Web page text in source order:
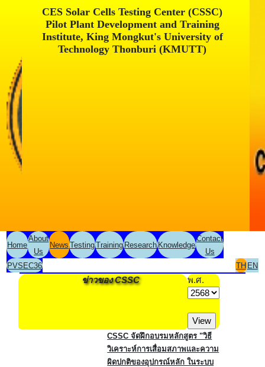
CES Solar Cells Testing Center (CSSC)
Pilot Plant Development and Training
Institute, King Mongkut's University of
Technology Thonburi (KMUTT)
Home
About
Us
News TestingTrainingResearchKnowledge
Contact
Us
PVSEC36
TH EN
ข่าวของ CSSC พ.ศ.
CSSC จัดฝึกอบรมหลักสูตร "วิธี
วิเคราะห์การเสื่อมสภาพและความ
ผิดปกติของอุปกรณ์หลัก ในระบบ